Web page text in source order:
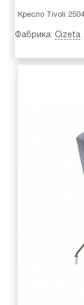
Кресло Tivoli
Фабрика: Cizeta